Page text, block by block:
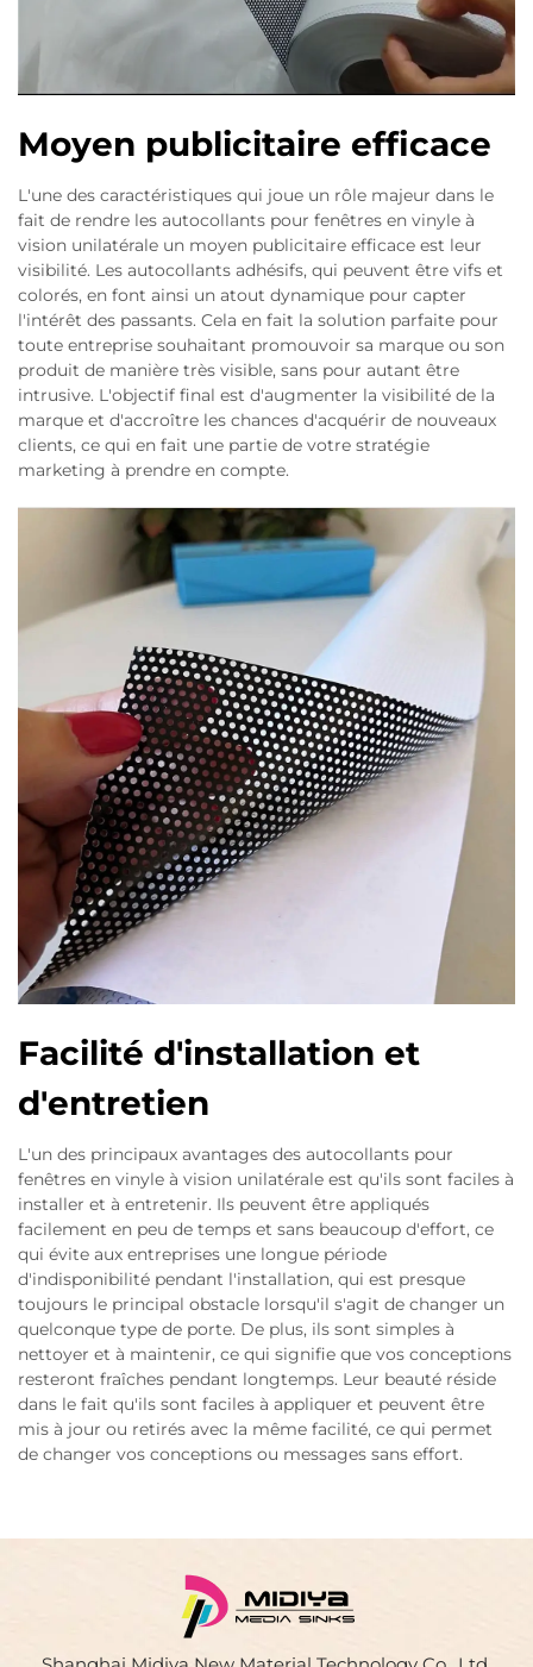
Moyen publicitaire efficace
L'une des caractéristiques qui joue un rôle majeur dans le
fait de rendre les autocollants pour fenêtres en vinyle à
vision unilatérale un moyen publicitaire efficace est leur
visibilité. Les autocollants adhésifs, qui peuvent être vifs et
colorés, en font ainsi un atout dynamique pour capter
l'intérêt des passants. Cela en fait la solution parfaite pour
toute entreprise souhaitant promouvoir sa marque ou son
produit de manière très visible, sans pour autant être
intrusive. L'objectif final est d'augmenter la visibilité de la
marque et d'accroître les chances d'acquérir de nouveaux
clients, ce qui en fait une partie de votre stratégie
marketing à prendre en compte.
Facilité d'installation et
d'entretien
L'un des principaux avantages des autocollants pour
fenêtres en vinyle à vision unilatérale est qu'ils sont faciles à
installer et à entretenir. Ils peuvent être appliqués
facilement en peu de temps et sans beaucoup d'effort, ce
qui évite aux entreprises une longue période
d'indisponibilité pendant l'installation, qui est presque
toujours le principal obstacle lorsqu'il s'agit de changer un
quelconque type de porte. De plus, ils sont simples à
nettoyer et à maintenir, ce qui signifie que vos conceptions
resteront fraîches pendant longtemps. Leur beauté réside
dans le fait qu'ils sont faciles à appliquer et peuvent être
mis à jour ou retirés avec la même facilité, ce qui permet
de changer vos conceptions ou messages sans effort.